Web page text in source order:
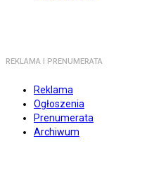
REKLAMA I PRENUMERATA
Reklama
Ogłoszenia
Prenumerata
Archiwum